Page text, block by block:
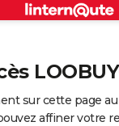
sur cette page
affiner votre